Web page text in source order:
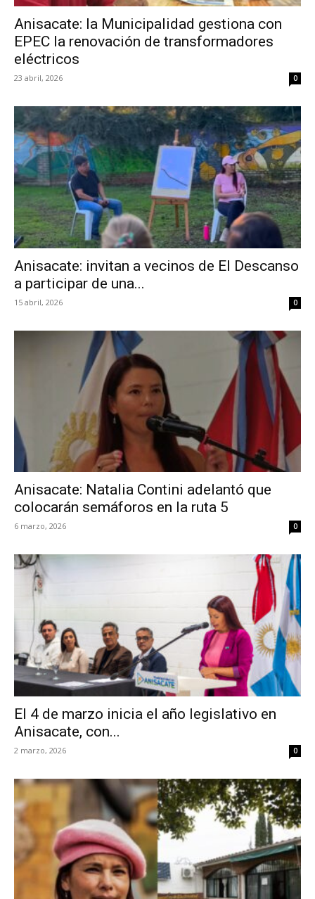
Anisacate: la Municipalidad gestiona con
EPEC la renovación de transformadores
eléctricos
23 abril, 2026 0
Anisacate: invitan a vecinos de El Descanso
a participar de una...
15 abril, 2026 0
Anisacate: Natalia Contini adelantó que
colocarán semáforos en la ruta 5
6 marzo, 2026 0
El 4 de marzo inicia el año legislativo en
Anisacate, con...
2 marzo, 2026 0